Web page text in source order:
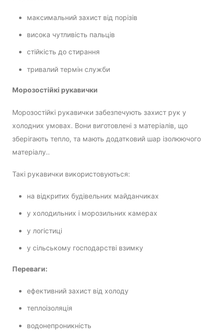
максимальний захист від порізів
висока чутливість пальців
стійкість до стирання
тривалий термін служби
Морозостійкі рукавички
Морозостійкі рукавички забезпечують захист рук у
холодних умовах. Вони виготовлені з матеріалів, що
зберігають тепло, та мають додатковий шар ізолюючого
матеріалу..
Такі рукавички використовуються:
на відкритих будівельних майданчиках
у холодильних і морозильних камерах
у логістиці
у сільському господарстві взимку
Переваги:
ефективний захист від холоду
теплоізоляція
водонепроникність